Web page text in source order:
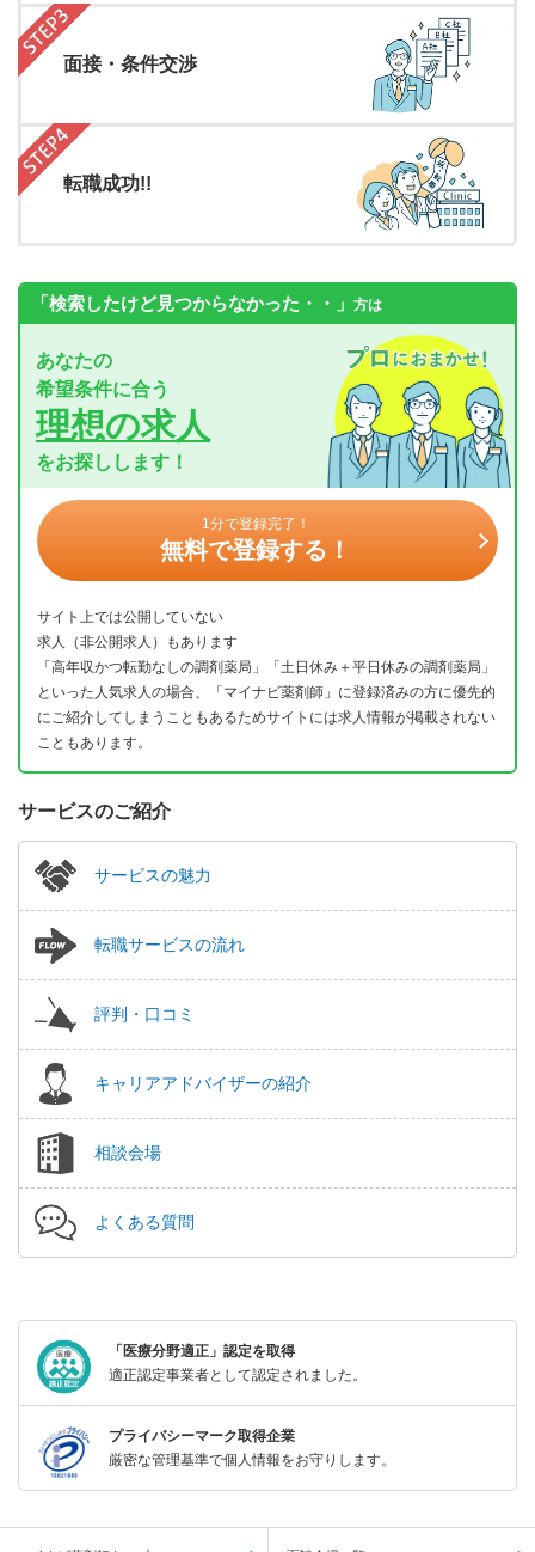
面接・条件交渉
転職成功!!
「検索したけど見つからなかった・・」 方は
あなたの
希望条件に合う
理想の求人
をお探しします！
1分で登録完了！
無料で登録する！
サイト上では公開していない
求人（非公開求人）もあります
「高年収かつ転勤なしの調剤薬局」「土日休み＋平日休みの調剤薬局」
といった人気求人の場合、「マイナビ薬剤師」に登録済みの方に優先的
にご紹介してしまうこともあるためサイトには求人情報が掲載されない
こともあります。
サービスのご紹介
サービスの魅力
転職サービスの流れ
評判・口コミ
キャリアアドバイザーの紹介
相談会場
よくある質問
「医療分野適正」認定を取得
適正認定事業者として認定されました。
プライバシーマーク取得企業
厳密な管理基準で個人情報をお守りします。